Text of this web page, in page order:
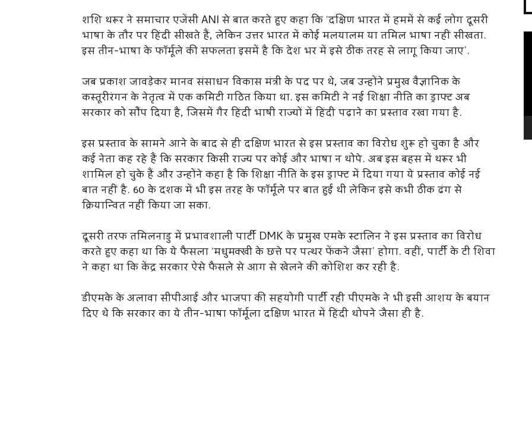
शशि थरूर ने समाचार एजेंसी ANI से बात करते हुए कहा कि ‘दक्षिण भारत में हममें से कई लोग दूसरी
भाषा के तौर पर हिंदी सीखते हैं, लेकिन उत्तर भारत में कोई मलयालम या तमिल भाषा नहीं सीखता.
इस तीन-भाषा के फॉर्मूले की सफलता इसमें है कि देश भर में इसे ठीक तरह से लागू किया जाए’.
जब प्रकाश जावड़ेकर मानव संसाधन विकास मंत्री के पद पर थे, जब उन्होंने प्रमुख वैज्ञानिक के
कस्तूरीरंगन के नेतृत्व में एक कमिटी गठित किया था. इस कमिटी ने नई शिक्षा नीति का ड्राफ्ट अब
सरकार को सौंप दिया है, जिसमें गैर हिंदी भाषी राज्यों में हिंदी पढ़ाने का प्रस्ताव ​रखा गया है.
इस प्रस्ताव के सामने आने के बाद से ही दक्षिण भारत से इस प्रस्ताव का विरोध शुरू हो चुका है और
कई नेता कह रहे हैं कि सरकार किसी राज्य पर कोई और भाषा न थोपे. अब इस ​बहस में थरूर भी
शामिल हो चुके हैं और उन्होंने कहा है कि शिक्षा नीति के इस ड्राफ्ट में दिया गया ये प्रस्ताव कोई नई
बात नहीं है. 60 के दशक में भी इस तरह के फॉर्मूले पर बात हुई थी लेकिन इसे कभी ठीक ढंग से
क्रियान्वित नहीं किया जा सका.
दूसरी तरफ तमिलनाडु में प्रभावशाली पार्टी DMK के प्रमुख एमके स्टालिन ने इस प्रस्ताव का विरोध
करते हुए कहा था कि ये फैसला ‘मधुमक्खी के छत्ते पर पत्थर फेंकने जैसा’ होगा. वहीं, पार्टी के टी शिवा
ने कहा था कि केंद्र सरकार ऐसे फैसले से आग से खेलने की कोशिश कर रही है.
डीएमके के अलावा सीपीआई और भाजपा की सहयोगी पार्टी रही पीएमके ने भी इसी आशय के बयान
दिए थे कि सरकार का ये तीन-भाषा फॉर्मूला दक्षिण भारत में हिंदी थोपने जैसा ही है.